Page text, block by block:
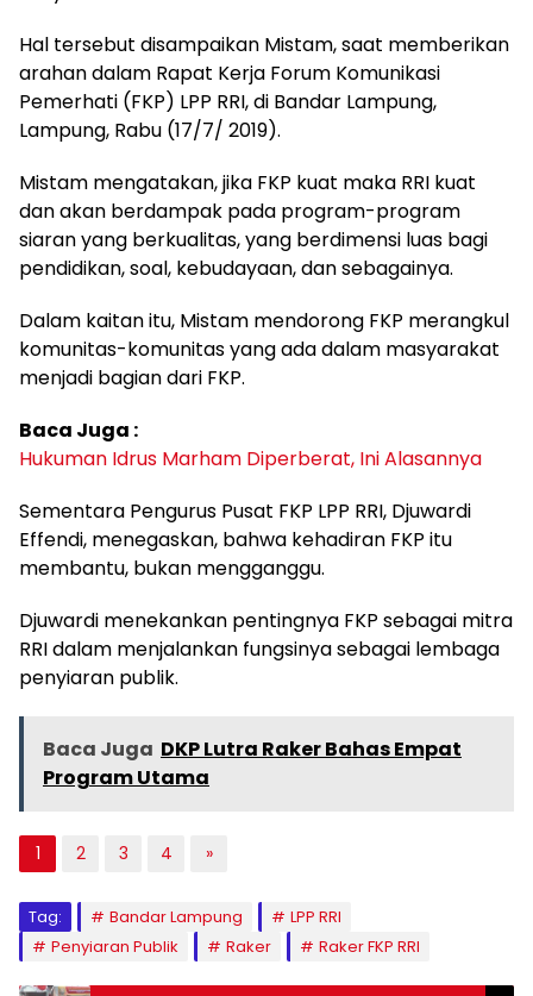
Hal tersebut disampaikan Mistam, saat memberikan
arahan dalam Rapat Kerja Forum Komunikasi
Pemerhati (FKP) LPP RRI, di Bandar Lampung,
Lampung, Rabu (17/7/ 2019).
Mistam mengatakan, jika FKP kuat maka RRI kuat
dan akan berdampak pada program-program
siaran yang berkualitas, yang berdimensi luas bagi
pendidikan, soal, kebudayaan, dan sebagainya.
Dalam kaitan itu, Mistam mendorong FKP merangkul
komunitas-komunitas yang ada dalam masyarakat
menjadi bagian dari FKP.
Baca Juga :
Hukuman Idrus Marham Diperberat, Ini Alasannya
Sementara Pengurus Pusat FKP LPP RRI, Djuwardi
Effendi, menegaskan, bahwa kehadiran FKP itu
membantu, bukan mengganggu.
Djuwardi menekankan pentingnya FKP sebagai mitra
RRI dalam menjalankan fungsinya sebagai lembaga
penyiaran publik.
Baca Juga DKP Lutra Raker Bahas Empat
Program Utama
1 2 3 4 »
Tag: Bandar Lampung
LPP RRI
Penyiaran Publik
Raker Raker FKP RRI